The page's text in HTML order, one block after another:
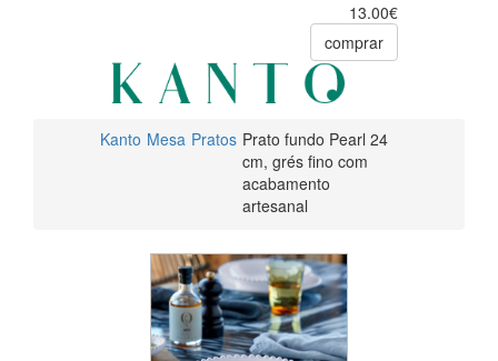
13.00€
comprar
Kanto Mesa Pratos Prato fundo Pearl 24
cm, grés fino com
acabamento
artesanal